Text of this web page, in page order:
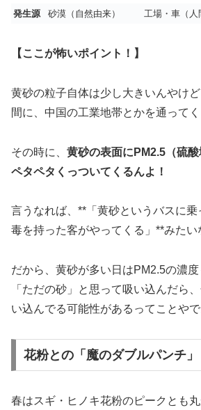
発生源
砂漠（自然由来） 工場・車（人
【ここが怖いポイント！】
黄砂の粒子自体は少し大きいんやけ
間に、中国の工業地帯とかを通って
その時に、 黄砂の表面にPM2.5（硫
ペタペタくっついてくるんよ！
言うなれば、**「黄砂というバスに乗
毒を持った客がやってくる」**みたい
だから、黄砂が多い日はPM2.5の濃度
「ただの砂」と思って吸い込んだら
い込んでる可能性があるってことやで
花粉との「魔のダブルパンチ」
春はスギ・ヒノキ花粉のピークとも丸